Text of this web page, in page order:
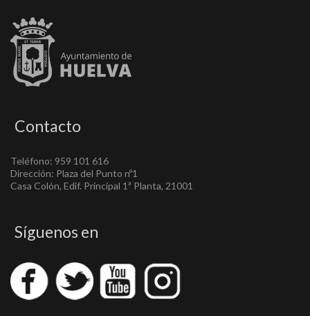
Contacto
Teléfono: 959 101 616
Dirección: Plaza del Punto nº1
Casa Colón, Edif. Principal 1ª Planta, 21001
Síguenos en